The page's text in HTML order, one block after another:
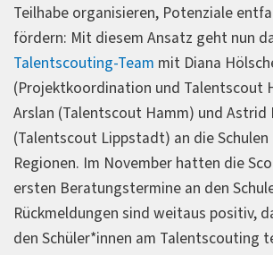
Teilhabe organisieren, Potenziale
fördern: Mit diesem Ansatz geht nun
Talentscouting-Team mit Diana
(Projektkoordination und Talentscout
Arslan (Talentscout Hamm) und Astrid
(Talentscout Lippstadt) an die
Regionen. Im November hatten die
ersten Beratungstermine an den
Rückmeldungen sind weitaus positiv,
den Schüler*innen am Talentscouting